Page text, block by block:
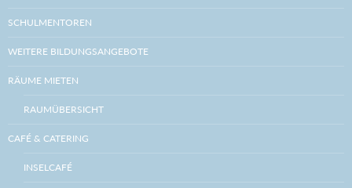
SCHULMENTOREN
WEITERE BILDUNGSANGEBOTE
RÄUME MIETEN
RAUMÜBERSICHT
CAFÉ & CATERING
INSELCAFÉ